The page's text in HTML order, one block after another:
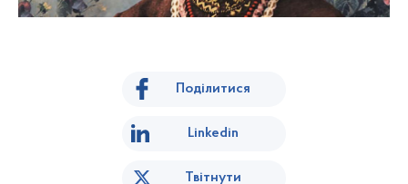
Поділитися
Linkedin
Твітнути